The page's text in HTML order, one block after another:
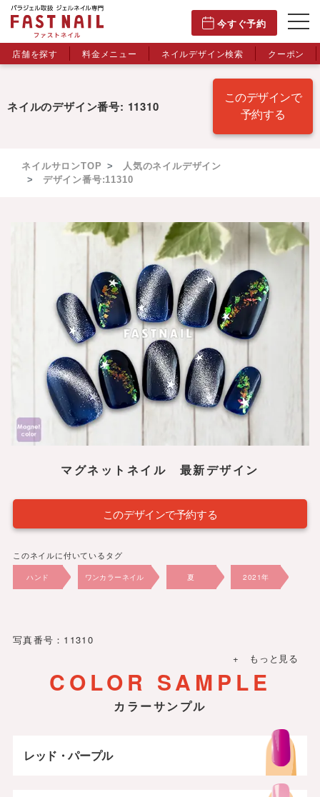
今すぐ予約
店舗を探す 料金メニュー ネイルデザイン検索 クーポン
ネイルのデザイン番号: 11310
このデザインで
予約する
ネイルサロンTOP
人気のネイルデザイン
デザイン番号:11310
マグネットネイル 最新デザイン
このデザインで予約する
このネイルに付いているタグ
ハンド ワンカラーネイル 夏 2021年
+ もっと見る
写真番号：11310
COLOR SAMPLE
カラーサンプル
レッド・パープル